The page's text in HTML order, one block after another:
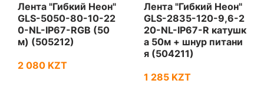
Лента "Гибкий Неон"
GLS-5050-80-10-22
0-NL-IP67-RGB (50
м) (505212)
2 080 KZT
Лента "Гибкий Неон"
GLS-2835-120-9,6-2
20-NL-IP67-R катушк
а 50м + шнур питани
я (504211)
1 285 KZT